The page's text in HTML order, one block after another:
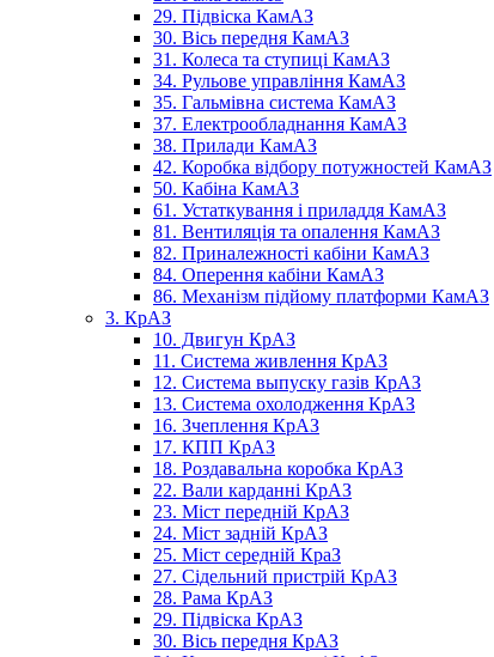
29. Підвіска КамАЗ
30. Вісь передня КамАЗ
31. Колеса та ступиці КамАЗ
34. Рульове управління КамАЗ
35. Гальмівна система КамАЗ
37. Електрообладнання КамАЗ
38. Прилади КамАЗ
42. Коробка відбору потужностей КамАЗ
50. Кабіна КамАЗ
61. Устаткування і приладдя КамАЗ
81. Вентиляція та опалення КамАЗ
82. Приналежності кабіни КамАЗ
84. Оперення кабіни КамАЗ
86. Механізм підйому платформи КамАЗ
3. КрАЗ
10. Двигун КрАЗ
11. Система живлення КрАЗ
12. Система выпуску газів КрАЗ
13. Система охолодження КрАЗ
16. Зчеплення КрАЗ
17. КПП КрАЗ
18. Роздавальна коробка КрАЗ
22. Вали карданні КрАЗ
23. Міст передній КрАЗ
24. Міст задній КрАЗ
25. Міст середній КраЗ
27. Сідельний пристрій КрАЗ
28. Рама КрАЗ
29. Підвіска КрАЗ
30. Вісь передня КрАЗ